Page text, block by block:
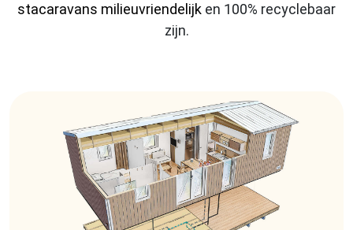
stacaravans milieuvriendelijk en 100% recyclebaar
zijn.